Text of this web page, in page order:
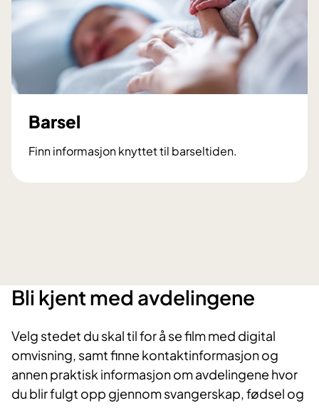
Barsel
Finn informasjon knyttet til barseltiden.
a
Bli kjent med avdelingene
Velg stedet du skal til for å se film med digital
omvisning, samt finne kontaktinformasjon og
annen praktisk informasjon om avdelingene hvor
du blir fulgt opp gjennom svangerskap, fødsel og